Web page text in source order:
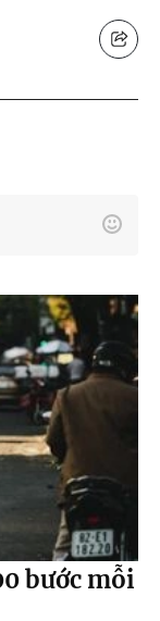
bước mỗi